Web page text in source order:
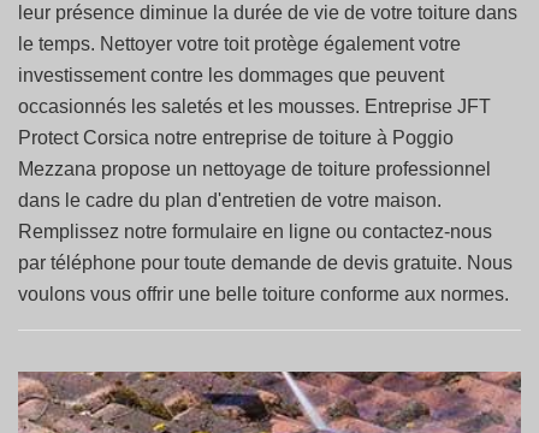
leur présence diminue la durée de vie de votre toiture dans
le temps. Nettoyer votre toit protège également votre
investissement contre les dommages que peuvent
occasionnés les saletés et les mousses. Entreprise JFT
Protect Corsica notre entreprise de toiture à Poggio
Mezzana propose un nettoyage de toiture professionnel
dans le cadre du plan d'entretien de votre maison.
Remplissez notre formulaire en ligne ou contactez-nous
par téléphone pour toute demande de devis gratuite. Nous
voulons vous offrir une belle toiture conforme aux normes.